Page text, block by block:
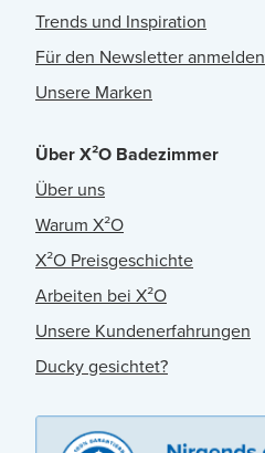
Trends und Inspiration
Für den Newsletter anmelden
Unsere Marken
Über X²O Badezimmer
Über uns
Warum X²O
X²O Preisgeschichte
Arbeiten bei X²O
Unsere Kundenerfahrungen
Ducky gesichtet?